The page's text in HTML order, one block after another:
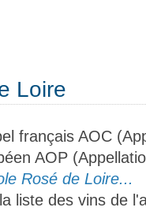
Loire
français AOC
AOP
Rosé de Loire...
liste des vins de